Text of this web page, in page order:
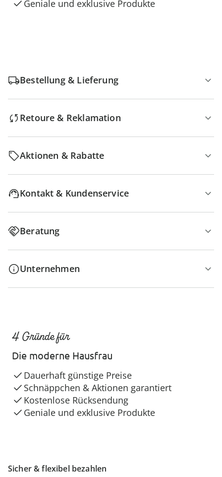
Geniale und exklusive Produkte
Bestellung & Lieferung
Retoure & Reklamation
Aktionen & Rabatte
Kontakt & Kundenservice
Beratung
Unternehmen
Sicher & flexibel bezahlen
4 Gründe für
Die moderne Hausfrau
Dauerhaft günstige Preise
Schnäppchen & Aktionen garantiert
Kostenlose Rücksendung
Geniale und exklusive Produkte